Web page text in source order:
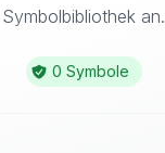
Symbolbibliothek an.
0 Symbole